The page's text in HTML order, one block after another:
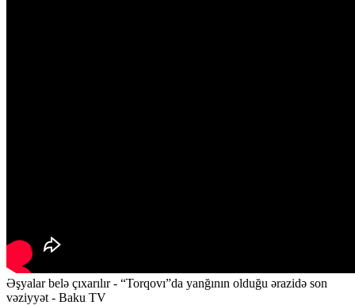
Əşyalar belə çıxarılır - “Torqovı”da yanğının olduğu ərazidə son
vəziyyət - Baku TV